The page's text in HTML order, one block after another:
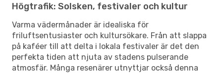
Högtrafik: Solsken, festivaler och kultur
Varma vädermånader är idealiska för
friluftsentusiaster och kultursökare. Från att slappa
på kaféer till att delta i lokala festivaler är det den
perfekta tiden att njuta av stadens pulserande
atmosfär. Många resenärer utnyttjar också denna